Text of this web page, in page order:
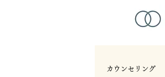
カウンセリング